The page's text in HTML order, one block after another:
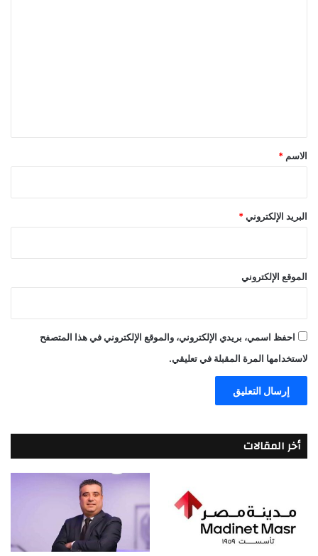
*
الاسم *
البريد الإلكتروني *
الموقع الإلكتروني
احفظ اسمي، بريدي الإلكتروني، والموقع الإلكتروني في هذا المتصفح
لاستخدامها المرة المقبلة في تعليقي.
أخر المقالات